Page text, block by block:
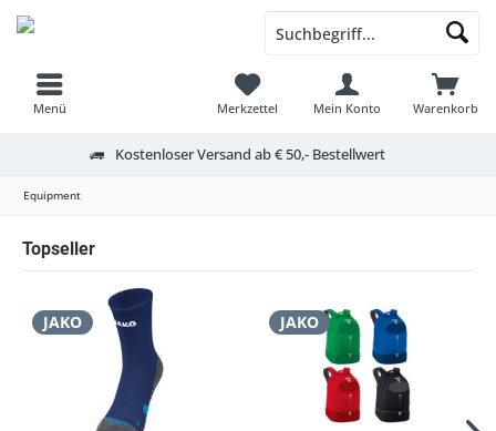
Menü Warenkorb
Merkzettel Mein Konto
Kostenloser Versand ab € 50,- Bestellwert
Equipment
Topseller
JAKO JAKO